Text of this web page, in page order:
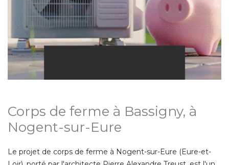
Corps de ferme à Bassigny, à
Nogent-sur-Eure
Le projet de corps de ferme à Nogent-sur-Eure (Eure-et-